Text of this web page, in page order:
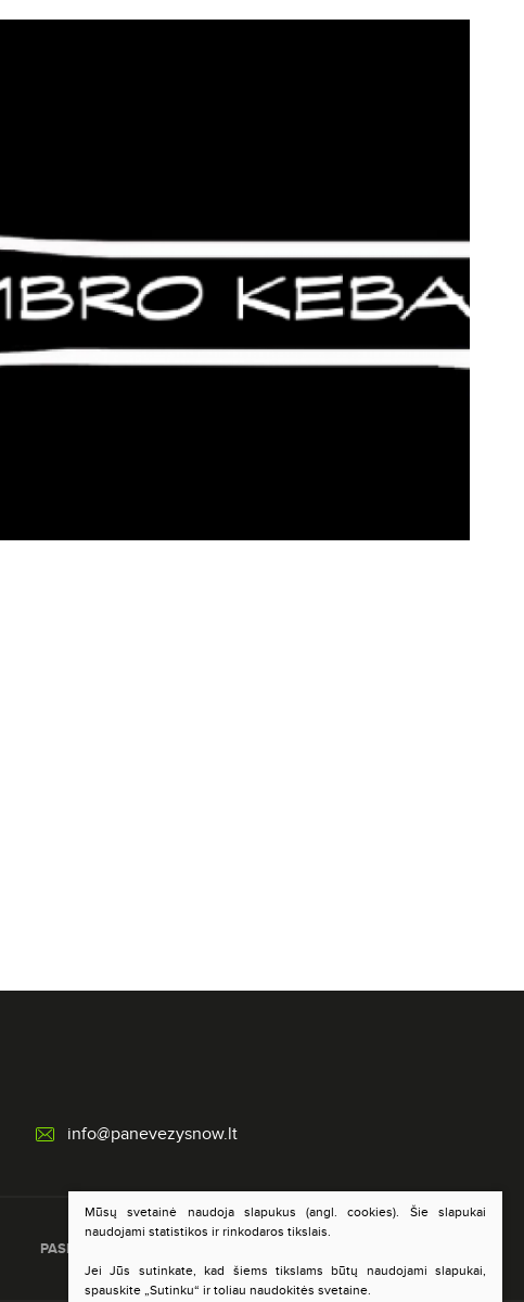
info@panevezysnow.lt
PASLAUGŲ ĮVERTINIMAS
Mūsų svetainė naudoja slapukus (angl. cookies). Šie slapukai
naudojami statistikos ir rinkodaros tikslais.
Jei Jūs sutinkate, kad šiems tikslams būtų naudojami slapukai,
spauskite „Sutinku“ ir toliau naudokitės svetaine.